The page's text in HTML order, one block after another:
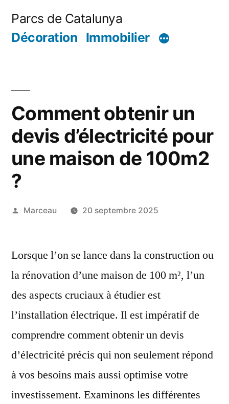
Parcs de Catalunya
Décoration Immobilier
Comment obtenir un
devis d’électricité pour
une maison de 100m2
?
Publié
Marceau 20 septembre 2025
Lorsque l’on se lance dans la construction ou
la rénovation d’une maison de 100 m², l’un
des aspects cruciaux à étudier est
l’installation électrique. Il est impératif de
comprendre comment obtenir un devis
d’électricité précis qui non seulement répond
à vos besoins mais aussi optimise votre
investissement. Examinons les différentes